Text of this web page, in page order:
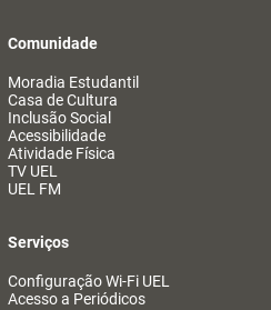
Comunidade
Moradia Estudantil
Casa de Cultura
Inclusão Social
Acessibilidade
Atividade Física
TV UEL
UEL FM
Serviços
Configuração Wi-Fi UEL
Acesso a Periódicos